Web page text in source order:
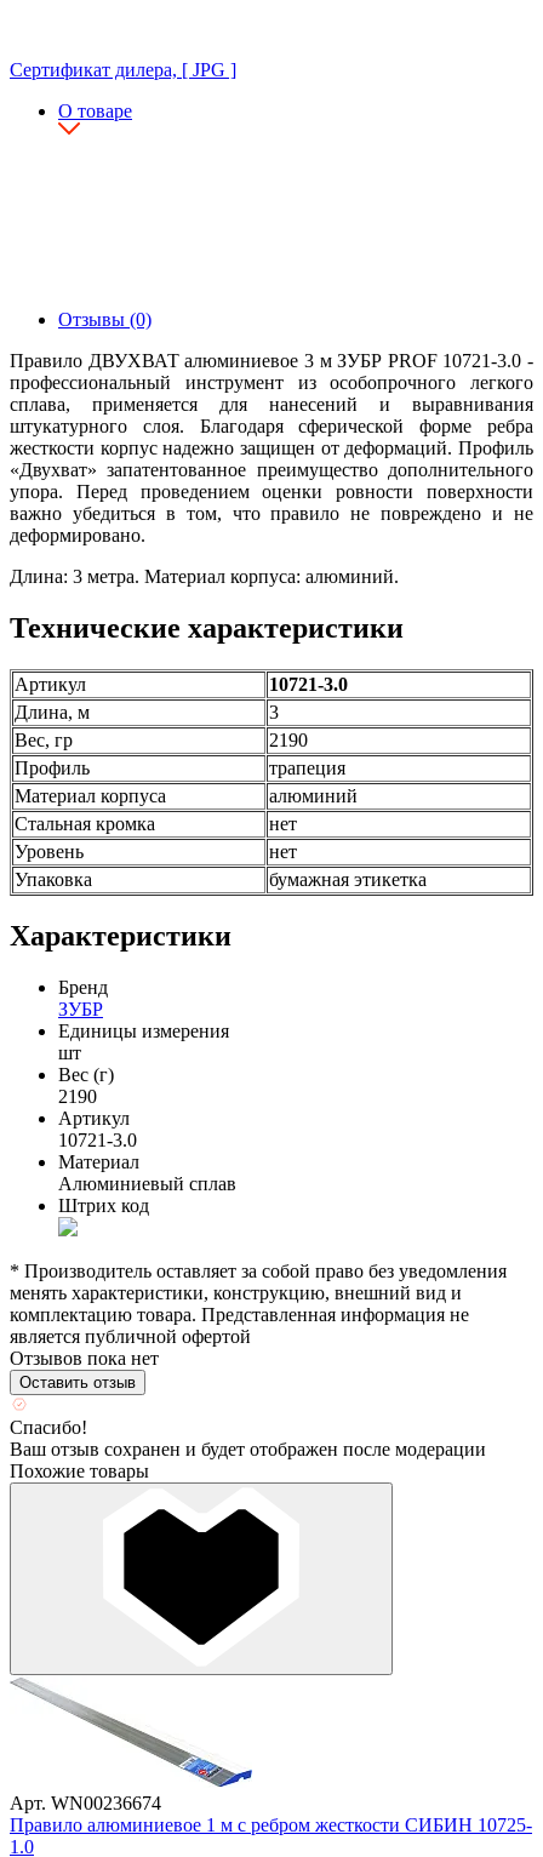
Сертификат дилера, [ JPG ]
О товаре
Отзывы (0)
Правило ДВУХВАТ алюминиевое 3 м ЗУБР PROF 10721-3.0 -
профессиональный инструмент из особопрочного легкого
сплава, применяется для нанесений и выравнивания
штукатурного слоя. Благодаря сферической форме ребра
жесткости корпус надежно защищен от деформаций. Профиль
«Двухват» запатентованное преимущество дополнительного
упора. Перед проведением оценки ровности поверхности
важно убедиться в том, что правило не повреждено и не
деформировано.
Длина: 3 метра. Материал корпуса: алюминий.
Технические характеристики
Артикул
10721-3.0
Длина, м
3
Вес, гр
2190
Профиль
тра­пе­ция
Материал корпуса
алюминий
Стальная кромка
нет
Уровень
нет
Упаковка
бумажная этикетка
Характеристики
Бренд
ЗУБР
Единицы измерения
шт
Вес (г)
2190
Артикул
10721-3.0
Материал
Алюминиевый сплав
Штрих код
* Производитель оставляет за собой право без уведомления
менять характеристики, конструкцию, внешний вид и
комплектацию товара. Представленная информация не
является публичной офертой
Отзывов пока нет
Оставить отзыв
Спасибо!
Ваш отзыв сохранен и будет отображен после модерации
Похожие товары
Арт. WN00236674
Правило алюминиевое 1 м с ребром жесткости СИБИН 10725-
1.0